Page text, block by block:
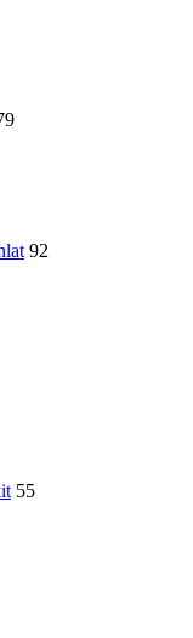
92
55